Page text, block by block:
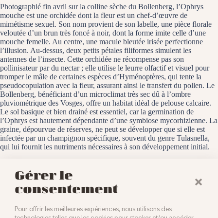
Gérer le
consentement
Pour offrir les meilleures expériences, nous utilisons des
Photographié fin avril sur la colline sèche du Bollenberg, l’Ophrys
mouche est une orchidée dont la fleur est un chef-d’œuvre de
mimétisme sexuel. Son nom provient de son labelle, une pièce florale
veloutée d’un brun très foncé à noir, dont la forme imite celle d’une
mouche femelle. Au centre, une macule bleutée irisée perfectionne
l’illusion. Au-dessus, deux petits pétales filiformes simulent les
antennes de l’insecte. Cette orchidée ne récompense pas son
pollinisateur par du nectar ; elle utilise le leurre olfactif et visuel pour
tromper le mâle de certaines espèces d’Hyménoptères, qui tente la
pseudocopulation avec la fleur, assurant ainsi le transfert du pollen. Le
Bollenberg, bénéficiant d’un microclimat très sec dû à l’ombre
pluviométrique des Vosges, offre un habitat idéal de pelouse calcaire.
Le sol basique et bien drainé est essentiel, car la germination de
l’Ophrys est hautement dépendante d’une symbiose mycorhizienne. La
graine, dépourvue de réserves, ne peut se développer que si elle est
infectée par un champignon spécifique, souvent du genre Tulasnella,
qui lui fournit les nutriments nécessaires à son développement initial.